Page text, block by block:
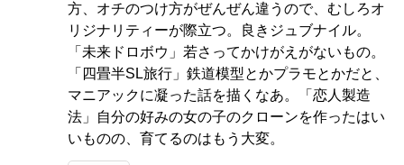
方、オチのつけ方がぜんぜん違うので、むしろオ
リジナリティーが際立つ。良きジュブナイル。
「未来ドロボウ」若さってかけがえがないもの。
「四畳半SL旅行」鉄道模型とかプラモとかだと、
マニアックに凝った話を描くなあ。「恋人製造
法」自分の好みの女の子のクローンを作ったはい
いものの、育てるのはもう大変。